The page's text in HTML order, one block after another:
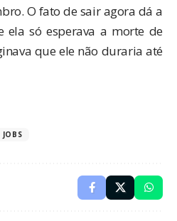
O fato de sair agora dá a
ela só esperava a morte de
que ele não duraria até
JOBS